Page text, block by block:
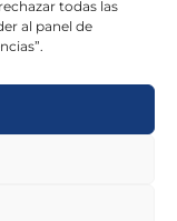
todas las
al panel de